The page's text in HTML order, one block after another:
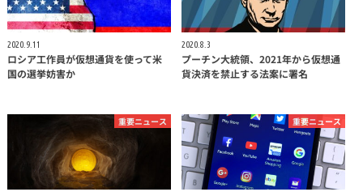
2020.9.11
ロシア工作員が仮想通貨を使って米
国の選挙妨害か
2020.8.3
プーチン大統領、2021年から仮想通
貨決済を禁止する法案に署名
重要ニュース 重要ニュース